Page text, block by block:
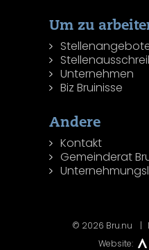
Um zu
Unternehmen
Biz Bruinisse
Andere
Kontakt
Gemeinderat
© 2026 Bru.nu
Website: